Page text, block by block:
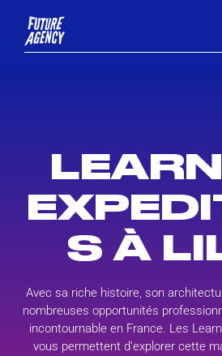
contenu
S À
Avec sa riche histoire, son
nombreuses opportunités
incontournable en France. Les
vous permettent d’explorer cette